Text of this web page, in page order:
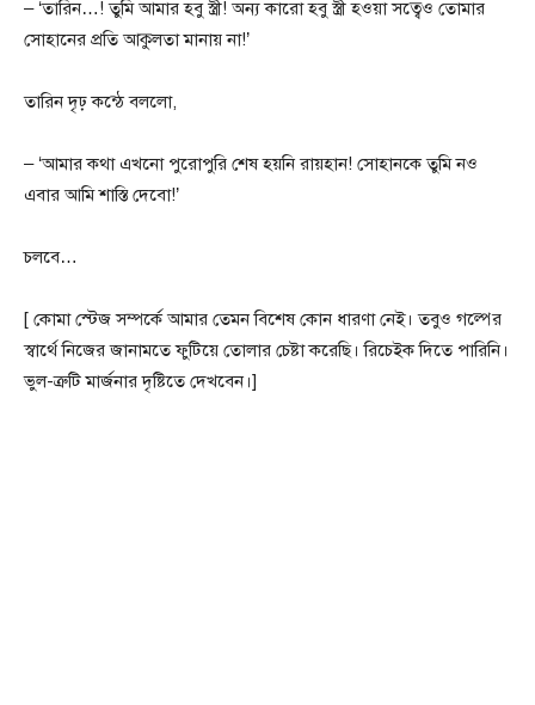
– ‘তারিন…! তুমি আমার হবু স্ত্রী! অন্য কারো হবু স্ত্রী হওয়া সত্বেও তোমার
সোহানের প্রতি আকুলতা মানায় না!’
তারিন দৃঢ় কন্ঠে বললো,
– ‘আমার কথা এখনো পুরোপুরি শেষ হয়নি রায়হান! সোহানকে তুমি নও
এবার আমি শাস্তি দেবো!’
চলবে…
[ কোমা স্টেজ সম্পর্কে আমার তেমন বিশেষ কোন ধারণা নেই। তবুও গল্পের
স্বার্থে নিজের জানামতে ফুটিয়ে তোলার চেষ্টা করেছি। রিচেইক দিতে পারিনি।
ভুল-ত্রুটি মার্জনার দৃষ্টিতে দেখবেন।]